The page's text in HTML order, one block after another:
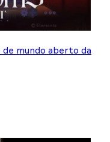
de mundo aberto da